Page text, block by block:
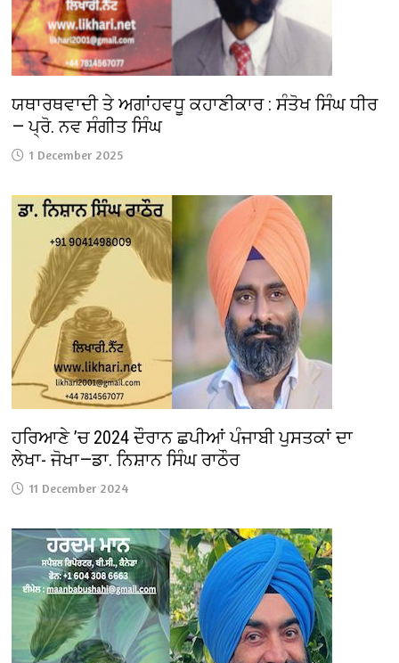
ਯਥਾਰਥਵਾਦੀ ਤੇ ਅਗਾਂਹਵਧੂ ਕਹਾਣੀਕਾਰ : ਸੰਤੋਖ ਸਿੰਘ ਧੀਰ
— ਪ੍ਰੋ. ਨਵ ਸੰਗੀਤ ਸਿੰਘ
1 December 2025
ਹਰਿਆਣੇ ’ਚ 2024 ਦੌਰਾਨ ਛਪੀਆਂ ਪੰਜਾਬੀ ਪੁਸਤਕਾਂ ਦਾ
ਲੇਖਾ- ਜੋਖਾ—ਡਾ. ਨਿਸ਼ਾਨ ਸਿੰਘ ਰਾਠੌਰ
11 December 2024